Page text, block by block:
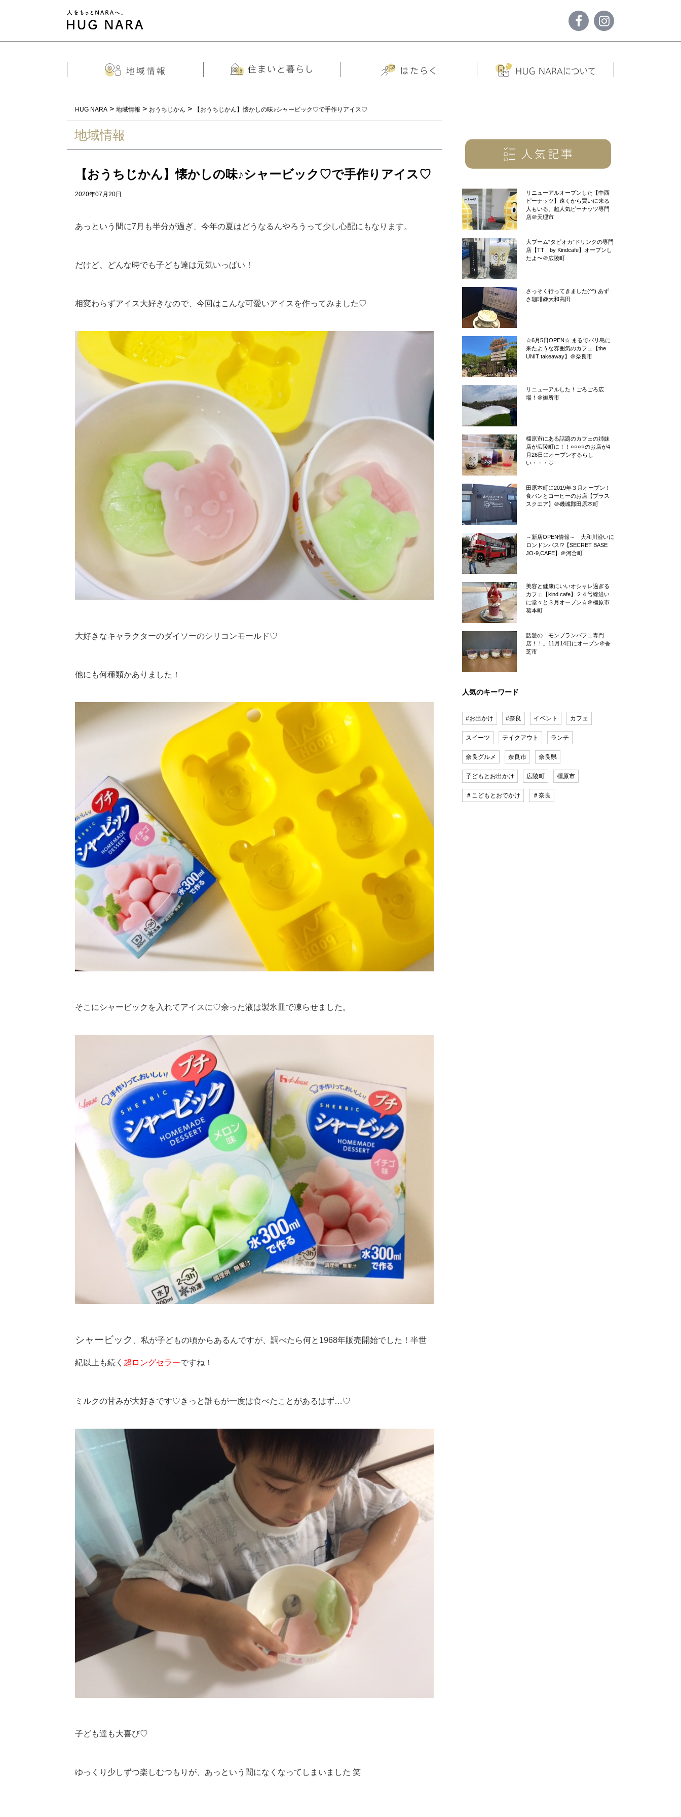
HUG NARA > 地域情報 > おうちじかん > 【おうちじかん】懐かしの味♪シャービック♡で手作りアイス♡
地域情報
【おうちじかん】懐かしの味♪シャービック♡で手作りアイス♡
2020年07月20日
あっという間に7月も半分が過ぎ、 今年の夏はどうなるんやろうって少し心配にもなります。
だけど、どんな時でも子ども達は元気いっぱい！
相変わらずアイス大好きなので、 今回はこんな可愛いアイスを作ってみました♡
大好きなキャラクターのダイソーのシリコンモールド♡
他にも何種類かありました！
そこにシャービックを入れてアイスに♡余った液は製氷皿で凍らせました。
シャービック 、私が子どもの頃からあるんですが、調べたら何と1968年販売開始でした！ 半世
紀以上も続く 超ロングセラーですね！
ミルクの甘みが大好きです♡きっと誰もが一度は食べたことがあるはず…♡
子ども達も大喜び♡
ゆっくり少しずつ楽しむつもりが、 あっという間になくなってしまいました 笑
リニューアルオープンした【中西
ピーナッツ】遠くから買いに来る
人もいる、超人気ピーナッツ専門
店＠天理市
大ブーム“タピオカ”ドリンクの専門
店【TT by Kindcafe】オープンし
たよ〜＠広陵町
さっそく行ってきました(^^) あず
さ珈琲@大和高田
☆6月5日OPEN☆ まるでバリ島に
来たような雰囲気のカフェ【the
UNIT takeaway】＠奈良市
リニューアルした！ごろごろ広
場！＠御所市
橿原市にある話題のカフェの姉妹
店が広陵町に！！○○○○のお店が4
月26日にオープンするらし
い・・・♡
田原本町に2019年３月オープン！
食パンとコーヒーのお店【プラス
スクエア】＠磯城郡田原本町
～新店OPEN情報～ 大和川沿いに
ロンドンバス!?【SECRET BASE
JO-9,CAFE】＠河合町
美容と健康にいいオシャレ過ぎる
カフェ【kind cafe】２４号線沿い
に堂々と３月オープン☆＠橿原市
葛本町
話題の「モンブランパフェ専門
店！！」11月14日にオープン＠香
芝市
人気のキーワード
#お出かけ #奈良 イベント カフェ
スイーツ テイクアウト ランチ
奈良グルメ 奈良市 奈良県
子どもとお出かけ 広陵町 橿原市
＃こどもとおでかけ ＃奈良